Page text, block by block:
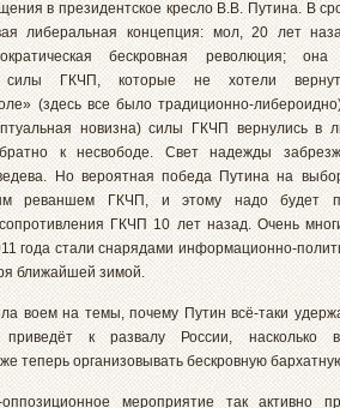
в президентское кресло В.В. Путина. В
либеральная концепция: мол, 20 лет
бескровная революция; она
силы ГКЧП, которые не хотели
(здесь все было традиционно-
новизна) силы ГКЧП вернулись в
к несвободе. Свет надежды
Но вероятная победа Путина на
реваншем ГКЧП, и этому надо будет
ГКЧП 10 лет назад. Очень
года стали снарядами информационно-
ближайшей зимой.
воем на темы, почему Путин всё-таки
приведёт к развалу России, насколько
теперь организовывать бескровную
мероприятие так активно